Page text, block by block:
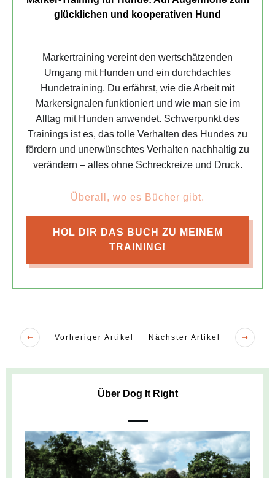
glücklichen und kooperativen Hund
Markertraining vereint den wertschätzenden
Umgang mit Hunden und ein durchdachtes
Hundetraining. Du erfährst, wie die Arbeit mit
Markersignalen funktioniert und wie man sie im
Alltag mit Hunden anwendet. Schwerpunkt des
Trainings ist es, das tolle Verhalten des Hundes zu
fördern und unerwünschtes Verhalten nachhaltig zu
verändern – alles ohne Schreckreize und Druck.
Überall, wo es Bücher gibt.
HOL DIR DAS BUCH ZU MEINEM
TRAINING!
Vorheriger Artikel Nächster Artikel
Über Dog It Right